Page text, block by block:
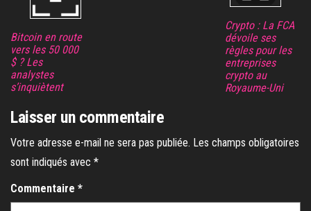
Bitcoin en route
vers les 50 000
$ ? Les
analystes
s’inquiètent
Crypto : La FCA
dévoile ses
règles pour les
entreprises
crypto au
Royaume-Uni
Laisser un commentaire
Votre adresse e-mail ne sera pas publiée. Les champs obligatoires
sont indiqués avec *
Commentaire *